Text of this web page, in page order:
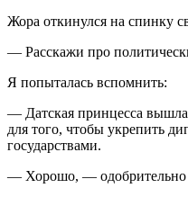
Жора откинулся на спинку
— Расскажи про
Я попыталась вспомнить:
— Датская принцесса вышла
для того, чтобы укрепить
государствами.
— Хорошо, —